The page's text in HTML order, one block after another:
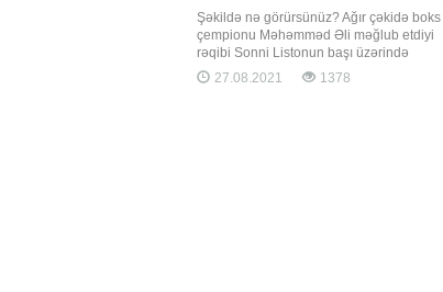
Şəkildə nə görürsünüz? Ağır çəkidə boks
çempionu Məhəmməd Əli məğlub etdiyi
rəqibi Sonni Listonun başı üzərində
dayanıb. Nə baş verir? Əli 1964 -cü ildə
Listondan titulu alıb və 1965-ci ildə revanş
27.08.2021 1378